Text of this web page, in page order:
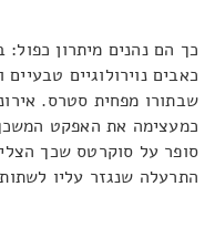
כך הם נהנים מיתרון
כאבים נוירולוגיים
שבתורו מפחית סטרס.
כמעצימה את האפקט
סופר על סוקרטס שכך
התרעלה שנגזר עליו